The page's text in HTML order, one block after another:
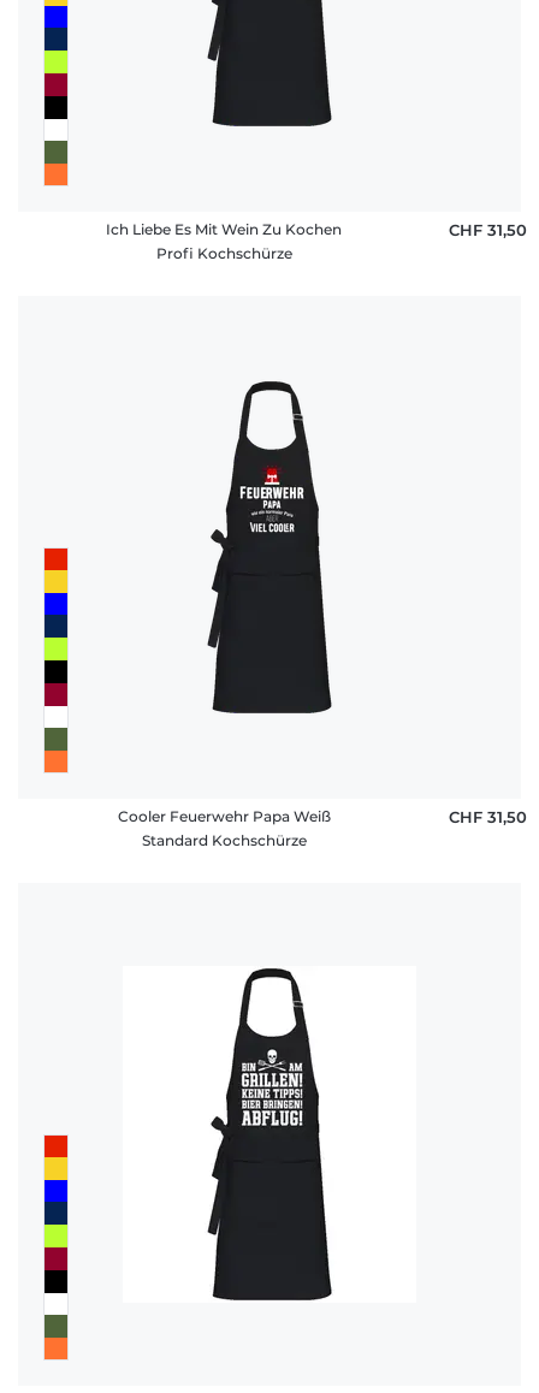
Ich Liebe Es Mit Wein Zu Kochen
Profi Kochschürze
CHF 31,50
Cooler Feuerwehr Papa Weiß
Standard Kochschürze
CHF 31,50